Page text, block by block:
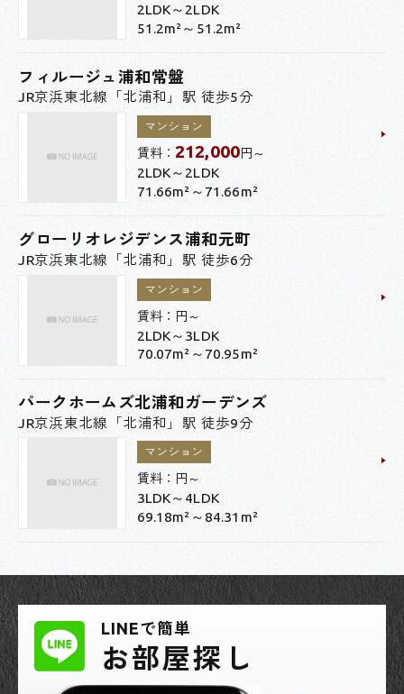
2LDK～2LDK
51.2m²～51.2m²
フィルージュ浦和常盤
JR京浜東北線「北浦和」駅 徒歩5分
マンション
賃料： 212,000円～
2LDK～2LDK
71.66m²～71.66m²
グローリオレジデンス浦和元町
JR京浜東北線「北浦和」駅 徒歩6分
マンション
賃料： 円～
2LDK～3LDK
70.07m²～70.95m²
パークホームズ北浦和ガーデンズ
JR京浜東北線「北浦和」駅 徒歩9分
マンション
賃料： 円～
3LDK～4LDK
69.18m²～84.31m²
LINEで簡単
お部屋探し